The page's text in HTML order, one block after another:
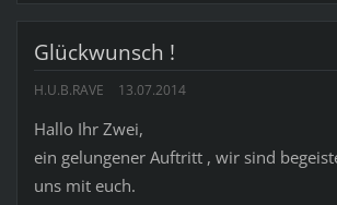
Glückwunsch !
H.U.B.RAVE 13.07.2014
Hallo Ihr Zwei,
ein gelungener Auftritt , wir sind
uns mit euch.